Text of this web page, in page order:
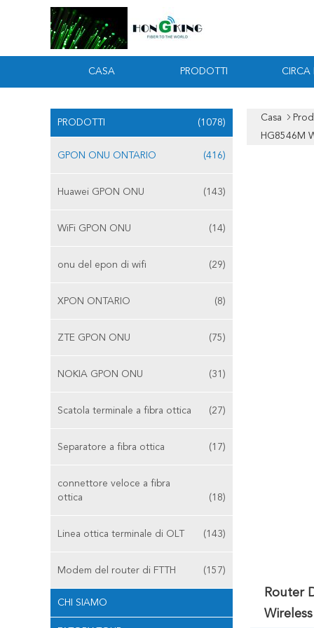
CASA PRODOTTI CIRCA
PRODOTTI (1078)
GPON ONU ONTARIO (416)
Huawei GPON ONU (143)
WiFi GPON ONU (14)
onu del epon di wifi (29)
XPON ONTARIO (8)
ZTE GPON ONU (75)
NOKIA GPON ONU (31)
Scatola terminale a fibra ottica (27)
Separatore a fibra ottica (17)
connettore veloce a fibra
ottica
(18)
Linea ottica terminale di OLT (143)
Modem del router di FTTH (157)
CHI SIAMO
Casa
HG8546M
Router